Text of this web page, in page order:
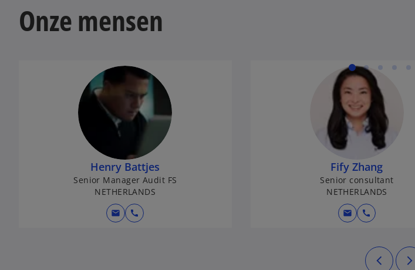
Onze mensen
Henry Battjes
Senior Manager Audit FS
NETHERLANDS
mail call
Fify Zhang
Senior consultant
NETHERLANDS
mail call